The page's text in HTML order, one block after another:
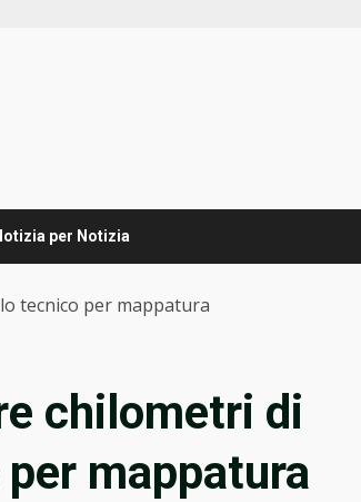
per Notizia
tecnico per mappatura
chilometri di
mappatura